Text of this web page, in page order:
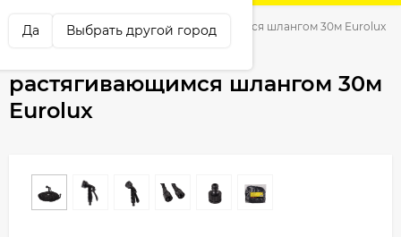
Да Выбрать другой город
Набор для полива с растягивающимся шлангом 30м Eurolux
растягивающимся шлангом 30м
Eurolux